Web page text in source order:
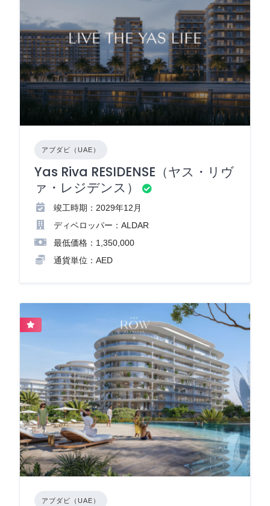
アブダビ（UAE）
Yas Riva RESIDENSE（ヤス・リヴ
ァ・レジデンス）
竣工時期：2029年12月
ディベロッパー：ALDAR
最低価格：1,350,000
通貨単位：AED
アブダビ（UAE）